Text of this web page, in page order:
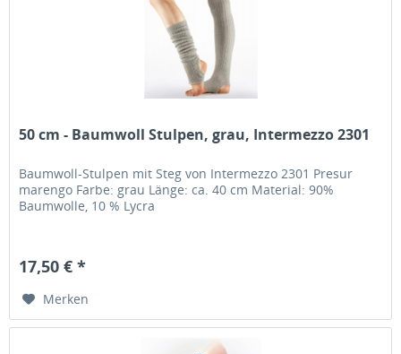
50 cm - Baumwoll Stulpen, grau, Intermezzo 2301
Baumwoll-Stulpen mit Steg von Intermezzo 2301 Presur
marengo Farbe: grau Länge: ca. 40 cm Material: 90%
Baumwolle, 10 % Lycra
17,50 € *
Merken